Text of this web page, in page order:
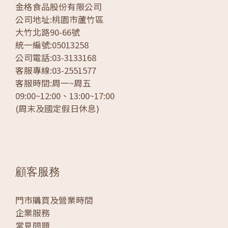
金格食品股份有限公司
公司地址:桃園市蘆竹區
大竹北路90-66號
統一編號:05013258
公司電話:03-3133168
客服專線:03-2551577
客服時間:周一~周五
09:00~12:00、13:00~17:00
(周末及國定假日休息)
顧客服務
門市購買及營業時間
企業服務